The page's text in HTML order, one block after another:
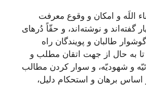
اللَه و امكان و وقوع معرفت
گفته‌‏اند و نوشته‌‏اند، و حقّاً دُرهاى
طالبان و پويندگان راه
تا به حال از جهت اتقان مطلب و
و شهوديّه، و سوار كردن مطالب
اساس برهان و استحكام دليل،